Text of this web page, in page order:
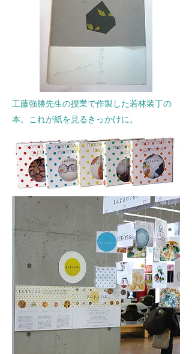
​工藤強勝先生の授業で作製した若林装丁の
本。これが紙を見るきっかけに。